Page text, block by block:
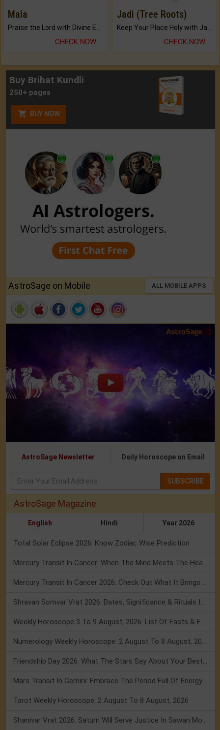
Mala
CHECK NOW
Jadi (Tree Roots)
CHECK NOW
Buy Brihat Kundli
250+ pages
BUY NOW
AstroSage on Mobile ALL MOBILE APPS
AstroSage Newsletter Daily Horoscope on Email
SUBSCRIBE
AstroSage Magazine
English Hindi Year 2026
Total Solar Eclipse 2026: Know Zodiac Wise Prediction
Tarot Weekly Horoscope: 2 August To 8 August, 2026